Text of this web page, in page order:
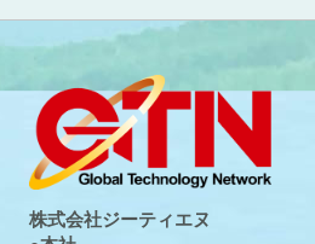
株式会社ジーティエヌ